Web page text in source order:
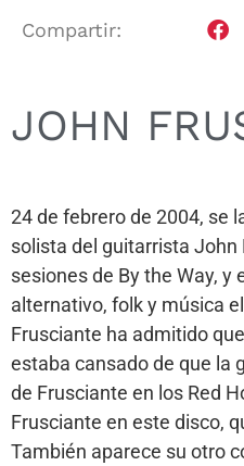
Compartir:
JOHN
24 de febrero de 2004, se
solista del guitarrista John
sesiones de By the Way,
alternativo, folk y música
Frusciante ha admitido
estaba cansado de que la
de Frusciante en los Red
Frusciante en este disco,
También aparece su otro